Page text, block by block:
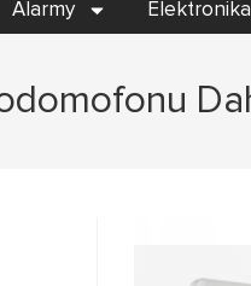
Alarmy
Elektronika